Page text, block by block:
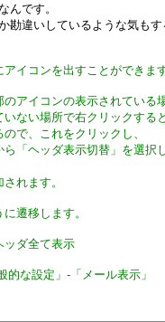
んです。
勘違いしているような気もす
イコンを出すことができます
アイコンの表示されている
ない場所で右クリックすると
で、これをクリックし、
「ヘッダ表示切替」を選択
れます。
遷移します。
ダ全て表示
な設定」-「メール表示」